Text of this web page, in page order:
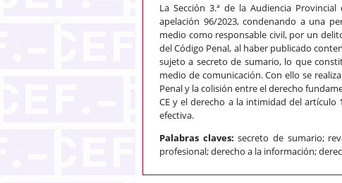
La Sección 3.ª de la Audiencia
apelación 96/2023, condenando a una
medio como responsable civil, por un
del Código Penal, al haber publicado
sujeto a secreto de sumario, lo que
medio de comunicación. Con ello se
Penal y la colisión entre el derecho
CE y el derecho a la intimidad del
efectiva.
Palabras claves:secreto de sumario;
profesional; derecho a la información;